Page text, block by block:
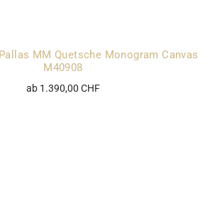
MM Quetsche Monogram Canvas
M40908
ab 1.390,00 CHF